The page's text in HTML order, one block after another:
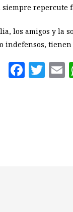
repercute
los amigos y la